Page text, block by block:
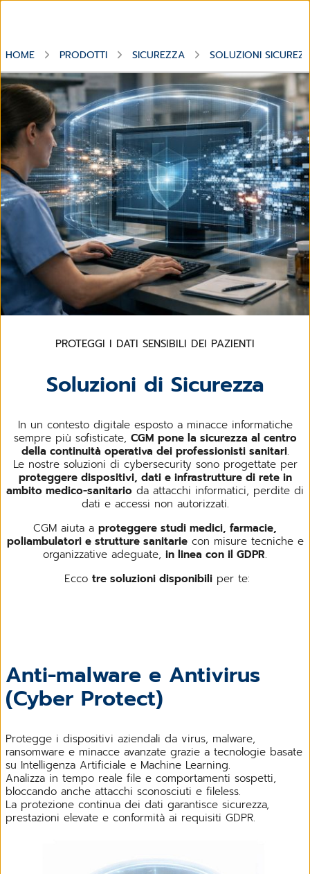
HOME PRODOTTI SICUREZZA SOLUZIONI
PROTEGGI I DATI SENSIBILI DEI PAZIENTI
Soluzioni di Sicurezza
In un contesto digitale esposto a minacce informatiche
sempre più sofisticate, CGM pone la sicurezza al centro
della continuità operativa dei professionisti sanitari.
Le nostre soluzioni di cybersecurity sono progettate per
proteggere dispositivi, dati e infrastrutture di rete in
ambito medico-sanitario da attacchi informatici, perdite di
dati e accessi non autorizzati.
CGM aiuta a proteggere studi medici, farmacie,
poliambulatori e strutture sanitariecon misure tecniche e
organizzative adeguate, in linea con il GDPR.
Ecco tre soluzioni disponibili per te:
Anti-malware e Antivirus
(Cyber Protect)
Protegge i dispositivi aziendali da virus, malware,
ransomware e minacce avanzate grazie a tecnologie basate
su Intelligenza Artificiale e Machine Learning.
Analizza in tempo reale file e comportamenti sospetti,
bloccando anche attacchi sconosciuti e fileless.
La protezione continua dei dati garantisce sicurezza,
prestazioni elevate e conformità ai requisiti GDPR.